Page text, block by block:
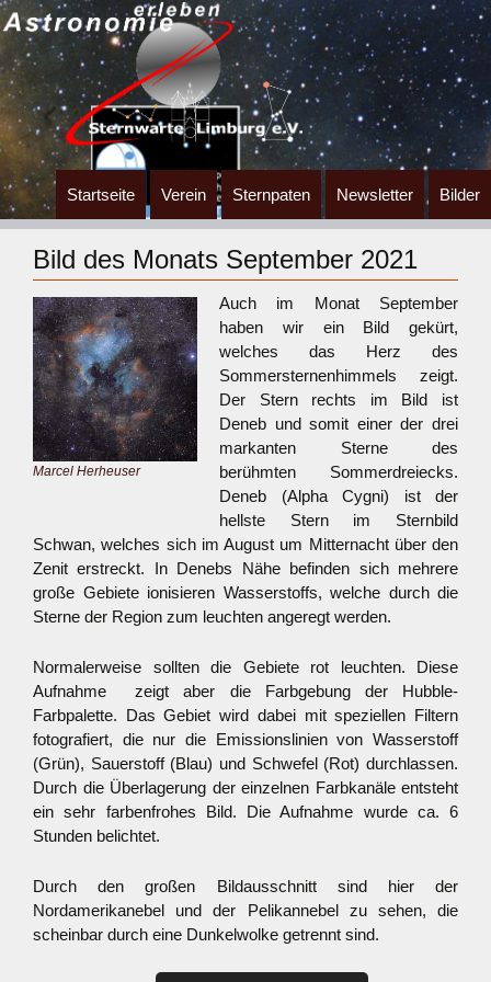
Zum
Inhalt
springen
Startseite Verein Sternpaten Newsletter Bilder
Bild des Monats September 2021
Marcel Herheuser
Auch im Monat September
haben wir ein Bild gekürt,
welches das Herz des
Sommersternenhimmels zeigt.
Der Stern rechts im Bild ist
Deneb und somit einer der drei
markanten Sterne des
berühmten Sommerdreiecks.
Deneb (Alpha Cygni) ist der
hellste Stern im Sternbild
Schwan, welches sich im August um Mitternacht über den
Zenit erstreckt. In Denebs Nähe befinden sich mehrere
große Gebiete ionisieren Wasserstoffs, welche durch die
Sterne der Region zum leuchten angeregt werden.
Normalerweise sollten die Gebiete rot leuchten. Diese
Aufnahme zeigt aber die Farbgebung der Hubble-
Farbpalette. Das Gebiet wird dabei mit speziellen Filtern
fotografiert, die nur die Emissionslinien von Wasserstoff
(Grün), Sauerstoff (Blau) und Schwefel (Rot) durchlassen.
Durch die Überlagerung der einzelnen Farbkanäle entsteht
ein sehr farbenfrohes Bild. Die Aufnahme wurde ca. 6
Stunden belichtet.
Durch den großen Bildausschnitt sind hier der
Nordamerikanebel und der Pelikannebel zu sehen, die
scheinbar durch eine Dunkelwolke getrennt sind.